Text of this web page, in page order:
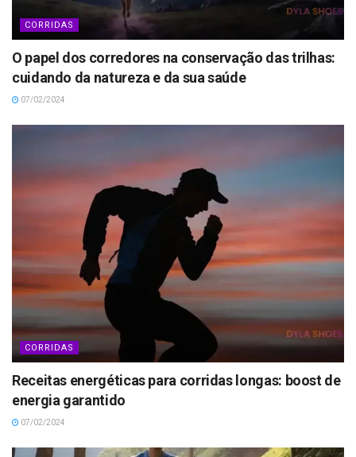
CORRIDAS
O papel dos corredores na conservação das trilhas:
cuidando da natureza e da sua saúde
07/02/2024
CORRIDAS
Receitas energéticas para corridas longas: boost de
energia garantido
07/02/2024